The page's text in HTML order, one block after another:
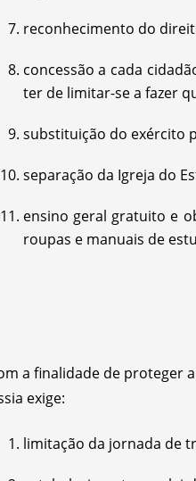
reconhecimento do
concessão a cada
ter de limitar-se a fazer
substituição do exército
separação da Igreja do
ensino geral gratuito e
roupas e manuais de
a finalidade de proteger
exige:
limitação da jornada de